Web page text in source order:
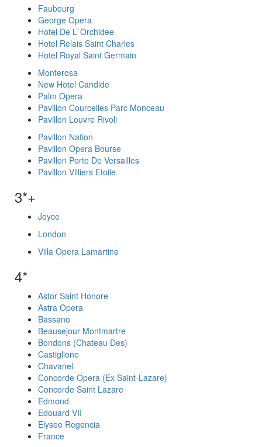
Faubourg
George Opera
Hotel De L`Orchidee
Hotel Relais Saint Charles
Hotel Royal Saint Germain
Monterosa
New Hotel Candide
Palm Opera
Pavillon Courcelles Parc Monceau
Pavillon Louvre Rivoli
Pavillon Nation
Pavillon Opera Bourse
Pavillon Porte De Versailles
Pavillon Villiers Etoile
3*+
Joyce
London
Villa Opera Lamartine
4*
Astor Saint Honore
Astra Opera
Bassano
Beausejour Montmartre
Bondons (Chateau Des)
Castiglione
Chavanel
Concorde Opera (Ex Saint-Lazare)
Concorde Saint Lazare
Edmond
Edouard VII
Elysee Regencia
France